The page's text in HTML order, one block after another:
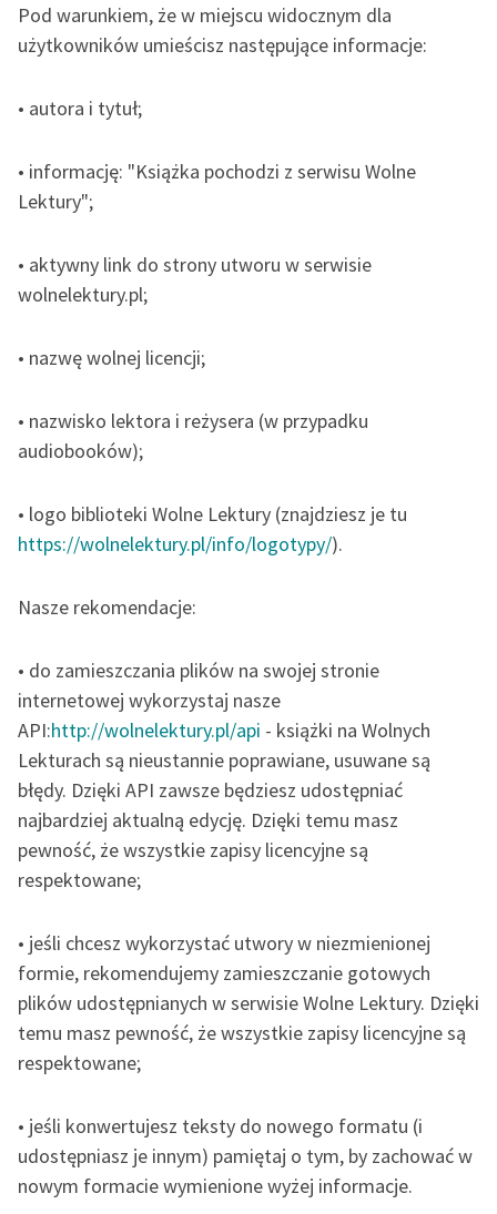
Pod warunkiem, że w miejscu widocznym dla
użytkowników umieścisz następujące informacje:
• autora i tytuł;
• informację: "Książka pochodzi z serwisu Wolne
Lektury";
• aktywny link do strony utworu w serwisie
wolnelektury.pl;
• nazwę wolnej licencji;
• nazwisko lektora i reżysera (w przypadku
audiobooków);
• logo biblioteki Wolne Lektury (znajdziesz je tu
https://wolnelektury.pl/info/logotypy/).
Nasze rekomendacje:
• do zamieszczania plików na swojej stronie
internetowej wykorzystaj nasze
API:http://wolnelektury.pl/api - książki na Wolnych
Lekturach są nieustannie poprawiane, usuwane są
błędy. Dzięki API zawsze będziesz udostępniać
najbardziej aktualną edycję. Dzięki temu masz
pewność, że wszystkie zapisy licencyjne są
respektowane;
• jeśli chcesz wykorzystać utwory w niezmienionej
formie, rekomendujemy zamieszczanie gotowych
plików udostępnianych w serwisie Wolne Lektury. Dzięki
temu masz pewność, że wszystkie zapisy licencyjne są
respektowane;
• jeśli konwertujesz teksty do nowego formatu (i
udostępniasz je innym) pamiętaj o tym, by zachować w
nowym formacie wymienione wyżej informacje.